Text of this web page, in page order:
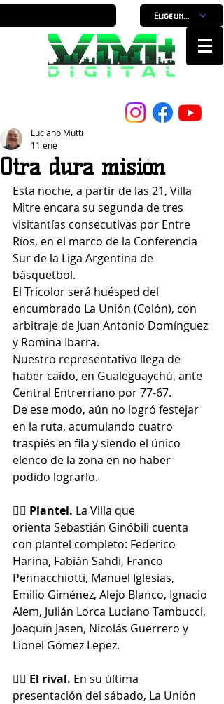
Elige un horario
Otra dura misión
Luciano Mutti
11 ene
Esta noche, a partir de las 21, Villa
Mitre encara su segunda de tres
visitantías consecutivas por Entre
Ríos, en el marco de la Conferencia
Sur de la Liga Argentina de
básquetbol.
El Tricolor será huésped del
encumbrado La Unión (Colón), con
arbitraje de Juan Antonio Domínguez
y Romina Ibarra.
Nuestro representativo llega de
haber caído, en Gualeguaychú, ante
Central Entrerriano por 77-67.
De ese modo, aún no logró festejar
en la ruta, acumulando cuatro
traspiés en fila y siendo el único
elenco de la zona en no haber
podido lograrlo.
👉🏼 Plantel. La Villa que
orienta Sebastián Ginóbili cuenta
con plantel completo: Federico
Harina, Fabián Sahdi, Franco
Pennacchiotti, Manuel Iglesias,
Emilio Giménez, Alejo Blanco, Ignacio
Alem, Julián Lorca Luciano Tambucci,
Joaquín Jasen, Nicolás Guerrero y
Lionel Gómez Lepez.
👉🏼 El rival. En su última
presentación del sábado, La Unión